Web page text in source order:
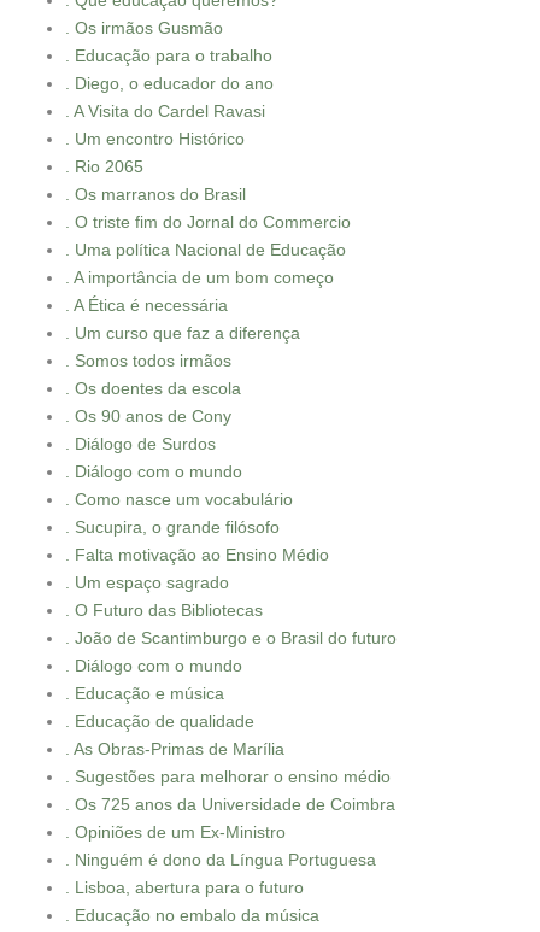
. Os irmãos Gusmão
. Educação para o trabalho
. Diego, o educador do ano
. A Visita do Cardel Ravasi
. Um encontro Histórico
. Rio 2065
. Os marranos do Brasil
. O triste fim do Jornal do Commercio
. Uma política Nacional de Educação
. A importância de um bom começo
. A Ética é necessária
. Um curso que faz a diferença
. Somos todos irmãos
. Os doentes da escola
. Os 90 anos de Cony
. Diálogo de Surdos
. Diálogo com o mundo
. Como nasce um vocabulário
. Sucupira, o grande filósofo
. Falta motivação ao Ensino Médio
. Um espaço sagrado
. O Futuro das Bibliotecas
. João de Scantimburgo e o Brasil do futuro
. Diálogo com o mundo
. Educação e música
. Educação de qualidade
. As Obras-Primas de Marília
. Sugestões para melhorar o ensino médio
. Os 725 anos da Universidade de Coimbra
. Opiniões de um Ex-Ministro
. Ninguém é dono da Língua Portuguesa
. Lisboa, abertura para o futuro
. Educação no embalo da música